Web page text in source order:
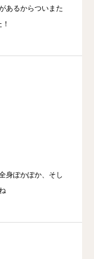
あるからついまた
身ぽかぽか、そし